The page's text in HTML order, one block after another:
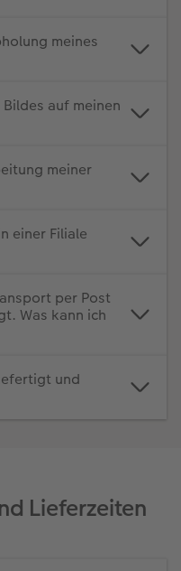
meines
auf meinen
meiner
einer Filiale
per Post
Was kann ich
und
Lieferzeiten